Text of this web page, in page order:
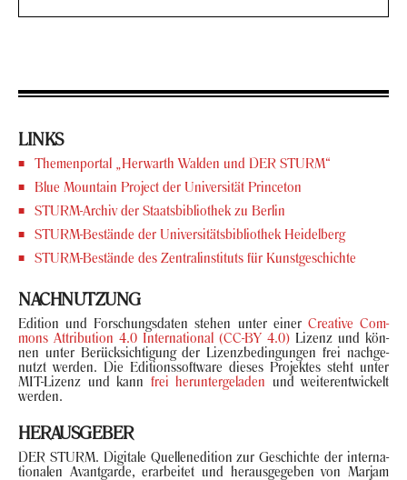
LINKS
The­men­por­tal „Her­warth Wal­den und DER STURM“
Blue Moun­tain Pro­ject der Uni­ver­si­tät Prince­ton
STURM-​Archiv der Staats­bi­blio­thek zu Ber­lin
STURM-​Bestände der Uni­ver­si­täts­bi­blio­thek Hei­del­berg
STURM-​Bestände des Zen­tral­in­sti­tuts für Kunst­ge­schich­te
NACH­NUT­ZUNG
Edi­ti­on und For­schungs­da­ten ste­hen unter einer Crea­ti­ve Com­
mons At­tri­bu­ti­on 4.0 In­ter­na­tio­nal (CC-BY 4.0) Li­zenz und kön­
nen unter Be­rück­sich­ti­gung der Li­zenz­be­din­gun­gen frei nach­ge­
nutzt wer­den. Die Edi­ti­ons­soft­ware die­ses Pro­jek­tes steht unter
MIT-​Lizenz und kann frei her­un­ter­ge­la­den und wei­ter­ent­wi­ckelt
wer­den.
HER­AUS­GE­BER
DER STURM. Di­gi­ta­le Quel­len­edi­ti­on zur Ge­schich­te der in­ter­na­
tio­na­len Avant­gar­de, er­ar­bei­tet und her­aus­ge­ge­ben von Mar­jam